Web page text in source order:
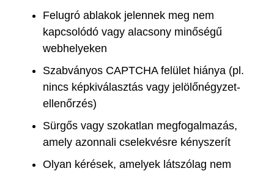
Felugró ablakok jelennek meg nem
kapcsolódó vagy alacsony minőségű
webhelyeken
Szabványos CAPTCHA felület hiánya (pl.
nincs képkiválasztás vagy jelölőnégyzet-
ellenőrzés)
Sürgős vagy szokatlan megfogalmazás,
amely azonnali cselekvésre kényszerít
Olyan kérések, amelyek látszólag nem